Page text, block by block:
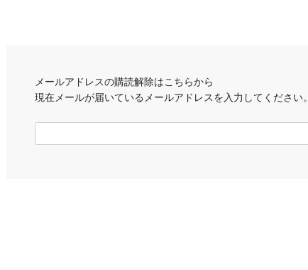
メールアドレスの購読解除はこちらから
現在メールが届いているメールアドレスを入力してください。